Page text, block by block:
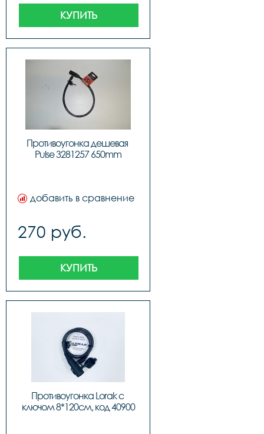
КУПИТЬ
Противоугонка дешевая
Pulse 3281257 650mm
добавить в сравнение
270 руб.
КУПИТЬ
Противоугонка Lorak с
ключом 8*120см, код 40900